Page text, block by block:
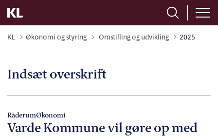
KL Økonomi og styring Tilbage til
Omstilling og udvikling 2025
Indsæt overskrift
RåderumØkonomi
Varde Kommune vil gøre op med